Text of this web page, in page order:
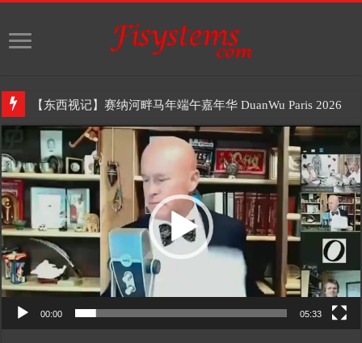
【东西视记】赛纳河畔马年端午嘉年华 DuanWu Paris 2026
Video
Player
00:00 05:33